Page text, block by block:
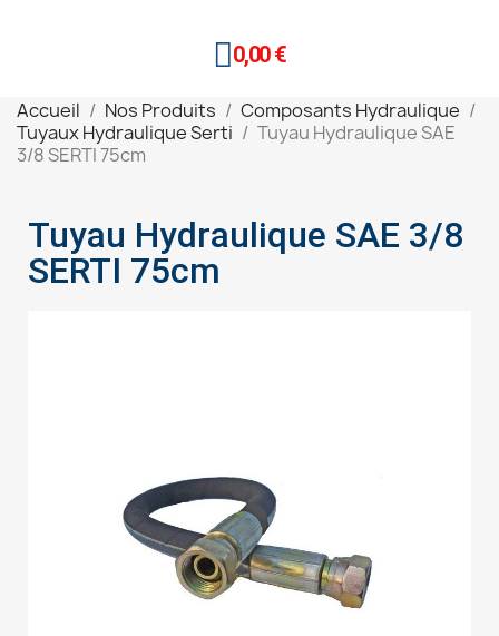
0,00 €
Accueil Nos Produits
Composants Hydraulique
Tuyaux Hydraulique Serti
Tuyau Hydraulique SAE
3/8 SERTI 75cm
Tuyau Hydraulique SAE 3/8
SERTI 75cm